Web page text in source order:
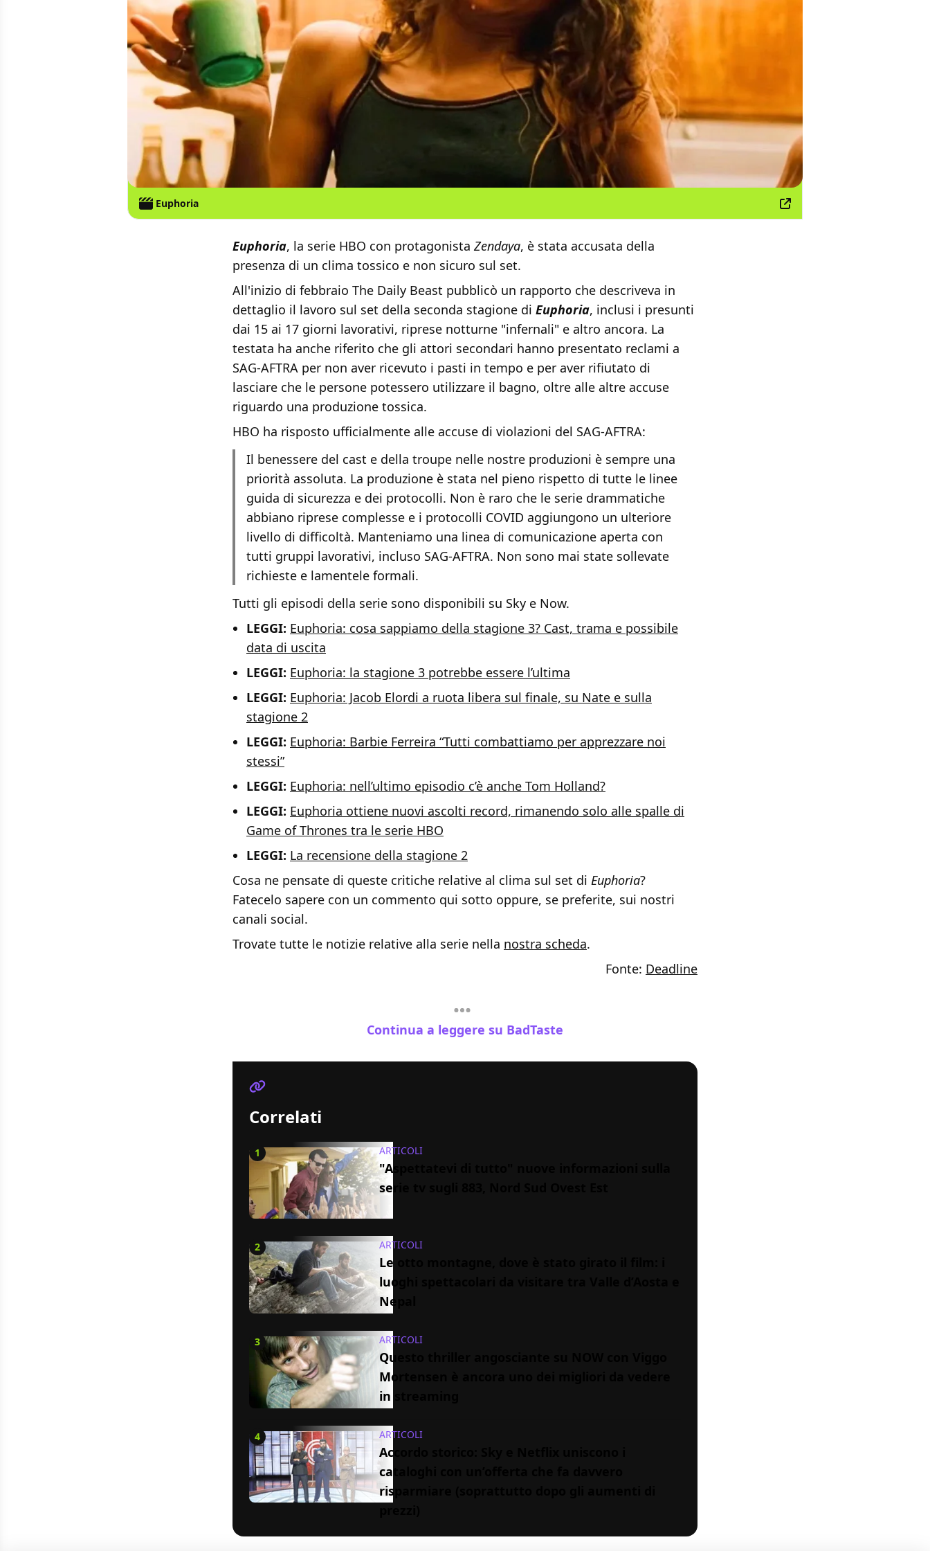
Euphoria
Euphoria, la serie HBO con protagonista Zendaya, è stata accusata della
presenza di un clima tossico e non sicuro sul set.
All'inizio di febbraio The Daily Beast pubblicò un rapporto che descriveva in
dettaglio il lavoro sul set della seconda stagione di Euphoria, inclusi i presunti
dai 15 ai 17 giorni lavorativi, riprese notturne "infernali" e altro ancora. La
testata ha anche riferito che gli attori secondari hanno presentato reclami a
SAG-AFTRA per non aver ricevuto i pasti in tempo e per aver rifiutato di
lasciare che le persone potessero utilizzare il bagno, oltre alle altre accuse
riguardo una produzione tossica.
HBO ha risposto ufficialmente alle accuse di violazioni del SAG-AFTRA:
Il benessere del cast e della troupe nelle nostre produzioni è sempre una
priorità assoluta. La produzione è stata nel pieno rispetto di tutte le linee
guida di sicurezza e dei protocolli. Non è raro che le serie drammatiche
abbiano riprese complesse e i protocolli COVID aggiungono un ulteriore
livello di difficoltà. Manteniamo una linea di comunicazione aperta con
tutti gruppi lavorativi, incluso SAG-AFTRA. Non sono mai state sollevate
richieste e lamentele formali.
Tutti gli episodi della serie sono disponibili su Sky e Now.
LEGGI: Euphoria: cosa sappiamo della stagione 3? Cast, trama e possibile
data di uscita
LEGGI: Euphoria: la stagione 3 potrebbe essere l’ultima
LEGGI: Euphoria: Jacob Elordi a ruota libera sul finale, su Nate e sulla
stagione 2
LEGGI: Euphoria: Barbie Ferreira “Tutti combattiamo per apprezzare noi
stessi”
LEGGI: Euphoria: nell’ultimo episodio c’è anche Tom Holland?
LEGGI: Euphoria ottiene nuovi ascolti record, rimanendo solo alle spalle di
Game of Thrones tra le serie HBO
LEGGI: La recensione della stagione 2
Cosa ne pensate di queste critiche relative al clima sul set di Euphoria?
Fatecelo sapere con un commento qui sotto oppure, se preferite, sui nostri
canali social.
Trovate tutte le notizie relative alla serie nella nostra scheda.
Fonte: Deadline
Continua a leggere su BadTaste
Correlati
1 ARTICOLI
"Aspettatevi di tutto" nuove informazioni sulla
serie tv sugli 883, Nord Sud Ovest Est
2 ARTICOLI
Le otto montagne, dove è stato girato il film: i
luoghi spettacolari da visitare tra Valle d’Aosta e
Nepal
3 ARTICOLI
Questo thriller angosciante su NOW con Viggo
Mortensen è ancora uno dei migliori da vedere
in streaming
4 ARTICOLI
Accordo storico: Sky e Netflix uniscono i
cataloghi con un’offerta che fa davvero
risparmiare (soprattutto dopo gli aumenti di